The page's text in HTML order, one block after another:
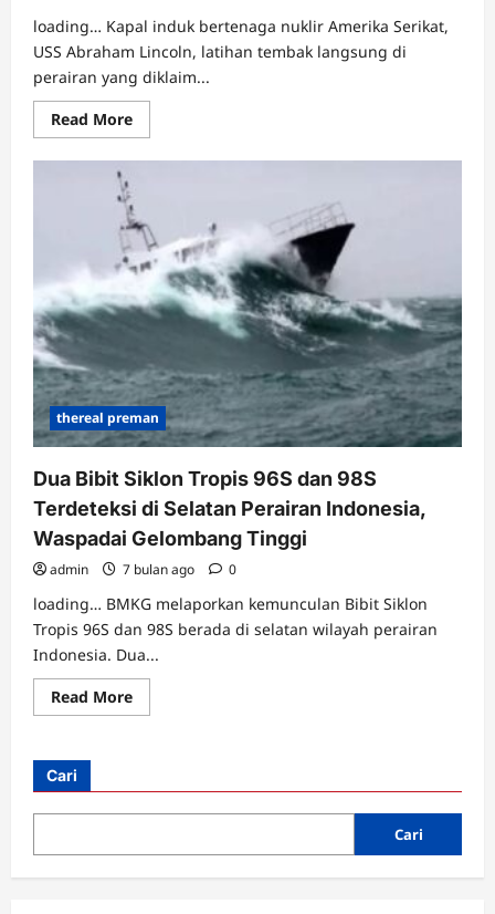
loading… Kapal induk bertenaga nuklir Amerika Serikat,
USS Abraham Lincoln, latihan tembak langsung di
perairan yang diklaim...
Read MoreRead
more
Kapal
AS
Umbar
Tembakan
di
Laut
China
Selatan
yang
thereal preman
Dua Bibit Siklon Tropis 96S dan 98S
Terdeteksi di Selatan Perairan Indonesia,
Waspadai Gelombang Tinggi
admin 7 bulan ago 0
loading… BMKG melaporkan kemunculan Bibit Siklon
Tropis 96S dan 98S berada di selatan wilayah perairan
Indonesia. Dua...
Read MoreRead
more
Tropis
dan
Terdeteksi
Selatan
Cari
Cari